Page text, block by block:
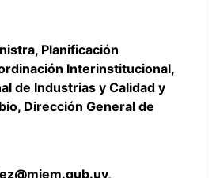
Planificación
Interinstitucional,
de Industrias y Calidad y
Dirección General de